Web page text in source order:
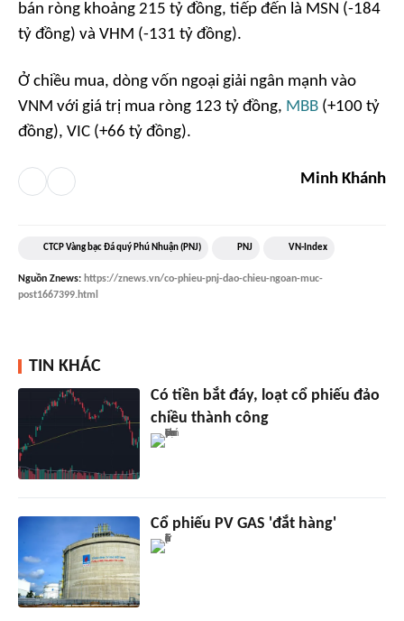
bán ròng khoảng 215 tỷ đồng, tiếp đến là MSN (-184
tỷ đồng) và VHM (-131 tỷ đồng).
Ở chiều mua, dòng vốn ngoại giải ngân mạnh vào
VNM với giá trị mua ròng 123 tỷ đồng, MBB (+100 tỷ
đồng), VIC (+66 tỷ đồng).
Minh Khánh
CTCP Vàng bạc Đá quý Phú Nhuận (PNJ) PNJ VN-Index
Nguồn Znews: https://znews.vn/co-phieu-pnj-dao-chieu-ngoan-muc-
post1667399.html
TIN KHÁC
Có tiền bắt đáy, loạt cổ phiếu đảo
chiều thành công
Cổ phiếu PV GAS 'đắt hàng'